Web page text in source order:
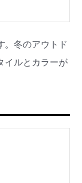
。冬のアウトド
イルとカラーが